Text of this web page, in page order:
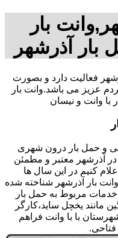
بار
بار آذرشهر
فعالیت دارد و بصورت
عزیز می باشد.وانت بار
وانت و نیسان
و حمل بار درون شهری
آذرشهر معتبر و مطمئن
کنیم در این سال ها
وانت بار آذرشهر شناخته شده
خدمات مربوط به حمل بار
مانند یخچل ساید،کارگر
با با وانت فراهم